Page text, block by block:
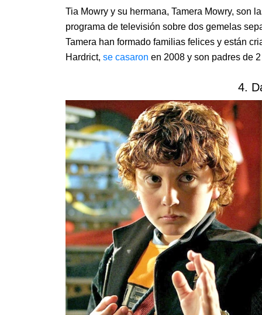
Tia Mowry y su hermana, Tamera Mowry, son
programa de televisión sobre dos gemelas
Tamera han formado familias felices y están
Hardrict, se casaron en 2008 y son padres de
4.